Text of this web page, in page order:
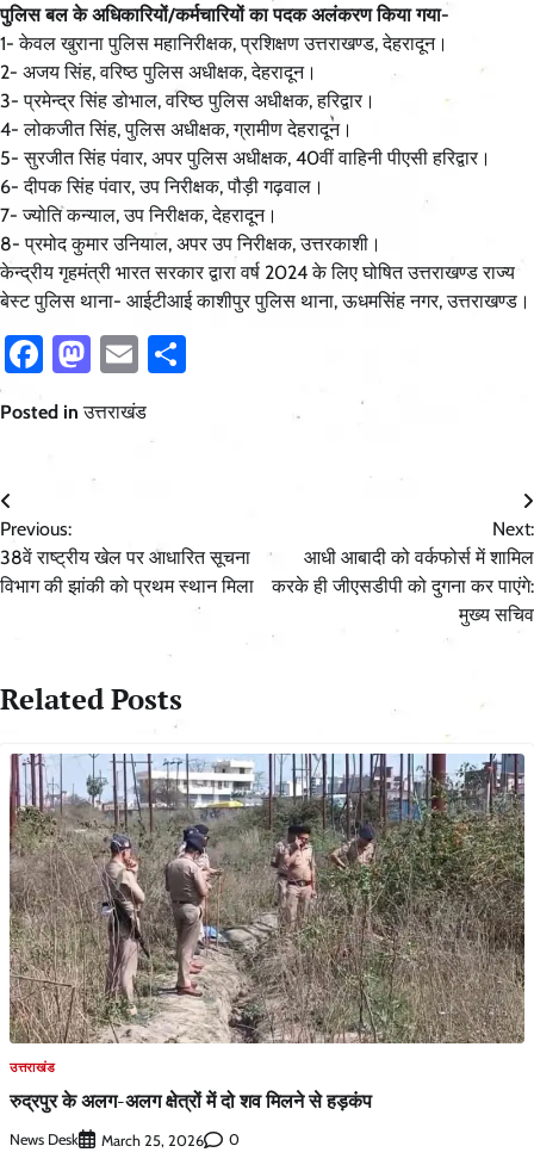
पुलिस बल के अधिकारियों/कर्मचारियों का पदक अलंकरण किया गया-
1- केवल खुराना पुलिस महानिरीक्षक, प्रशिक्षण उत्तराखण्ड, देहरादून।
2- अजय सिंह, वरिष्ठ पुलिस अधीक्षक, देहरादून।
3- प्रमेन्द्र सिंह डोभाल, वरिष्ठ पुलिस अधीक्षक, हरिद्वार।
4- लोकजीत सिंह, पुलिस अधीक्षक, ग्रामीण देहरादून।
5- सुरजीत सिंह पंवार, अपर पुलिस अधीक्षक, 40वीं वाहिनी पीएसी हरिद्वार।
6- दीपक सिंह पंवार, उप निरीक्षक, पौड़ी गढ़वाल।
7- ज्योति कन्याल, उप निरीक्षक, देहरादून।
8- प्रमोद कुमार उनियाल, अपर उप निरीक्षक, उत्तरकाशी।
केन्द्रीय गृहमंत्री भारत सरकार द्वारा वर्ष 2024 के लिए घोषित उत्तराखण्ड राज्य
बेस्ट पुलिस थाना- आईटीआई काशीपुर पुलिस थाना, ऊधमसिंह नगर, उत्तराखण्ड।
Facebook
Mastodon
Email
Posted inउत्तराखंड
Post
navigation
Previous:
38वें राष्ट्रीय खेल पर आधारित सूचना
विभाग की झांकी को प्रथम स्थान मिला
Next:
आधी आबादी को वर्कफोर्स में शामिल
करके ही जीएसडीपी को दुगना कर पाएंगे:
मुख्य सचिव
Related Posts
उत्तराखंड
रुद्रपुर के अलग-अलग क्षेत्रों में दो शव मिलने से हड़कंप
News Desk March 25, 2026 0